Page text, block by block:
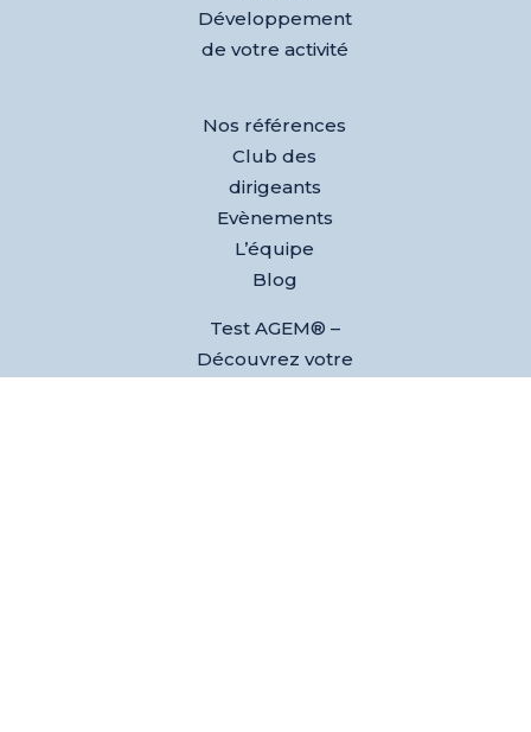
Développement
de votre activité
Nos références
Club des
dirigeants
Evènements
L’équipe
Blog
Test AGEM® –
Découvrez votre